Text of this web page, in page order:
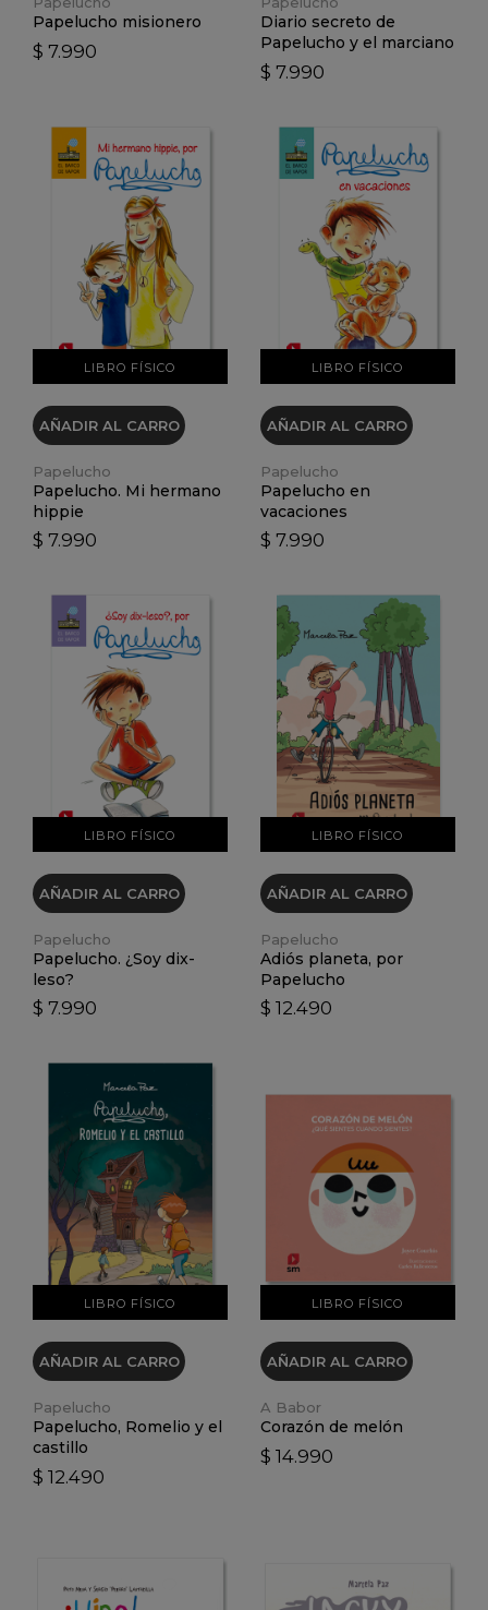
Papelucho misionero
$ 7.990
Diario secreto de
Papelucho y el marciano
$ 7.990
LIBRO FÍSICO
VER DETALLES
AÑADIR AL CARRO
Papelucho
Papelucho. Mi hermano
hippie
$ 7.990
LIBRO FÍSICO
VER DETALLES
AÑADIR AL CARRO
Papelucho
Papelucho en
vacaciones
$ 7.990
LIBRO FÍSICO
VER DETALLES
AÑADIR AL CARRO
Papelucho
Papelucho. ¿Soy dix-
leso?
$ 7.990
LIBRO FÍSICO
VER DETALLES
AÑADIR AL CARRO
Papelucho
Adiós planeta, por
Papelucho
$ 12.490
LIBRO FÍSICO
VER DETALLES
AÑADIR AL CARRO
Papelucho
Papelucho, Romelio y el
castillo
$ 12.490
LIBRO FÍSICO
VER DETALLES
AÑADIR AL CARRO
A Babor
Corazón de melón
$ 14.990